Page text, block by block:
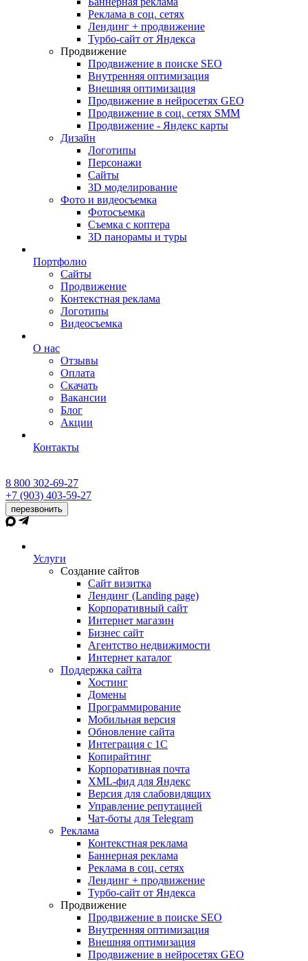
Реклама в соц. сетях
Лендинг + продвижение
Турбо-сайт от Яндекса
Продвижение
Продвижение в поиске SEO
Внутренняя оптимизация
Внешняя оптимизация
Продвижение в нейросетях GEO
Продвижение в соц. сетях SMM
Продвижение - Яндекс карты
Дизайн
Логотипы
Персонажи
Сайты
3D моделирование
Фото и видеосъемка
Фотосъемка
Съемка с коптера
3D панорамы и туры
Портфолио
Сайты
Продвижение
Контекстная реклама
Логотипы
Видеосъемка
О нас
Отзывы
Оплата
Скачать
Вакансии
Блог
Акции
Контакты
8 800 302-69-27
+7 (903) 403-59-27
перезвонить
Услуги
Создание сайтов
Сайт визитка
Лендинг (Landing page)
Корпоративный сайт
Интернет магазин
Бизнес сайт
Агентство недвижимости
Интернет каталог
Поддержка сайта
Хостинг
Домены
Программирование
Мобильная версия
Обновление сайта
Интеграция с 1С
Копирайтинг
Корпоративная почта
XML-фид для Яндекс
Версия для слабовидящих
Управление репутацией
Чат-боты для Telegram
Реклама
Контекстная реклама
Баннерная реклама
Реклама в соц. сетях
Лендинг + продвижение
Турбо-сайт от Яндекса
Продвижение
Продвижение в поиске SEO
Внутренняя оптимизация
Внешняя оптимизация
Продвижение в нейросетях GEO